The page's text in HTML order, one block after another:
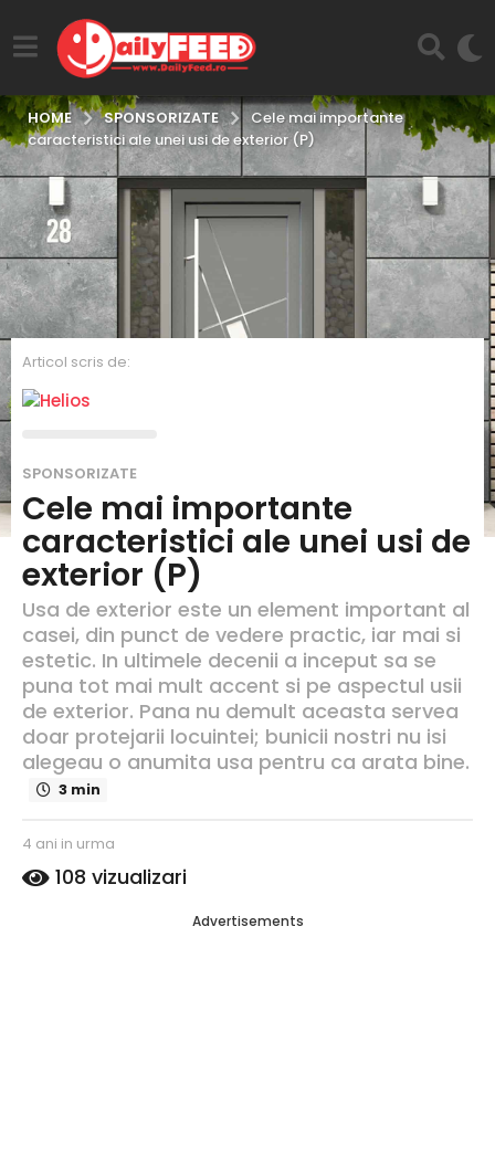
HOME SPONSORIZATE
Cele mai importante
caracteristici ale unei usi de exterior (P)
Articol scris de:
4
a
n
i
i
n
u
r
m
a
4
a
n
n
r
SPONSORIZATE
Cele mai importante
caracteristici ale unei usi de
exterior (P)
Usa de exterior este un element important al
casei, din punct de vedere practic, iar mai si
estetic. In ultimele decenii a inceput sa se
puna tot mai mult accent si pe aspectul usii
de exterior. Pana nu demult aceasta servea
doar protejarii locuintei; bunicii nostri nu isi
alegeau o anumita usa pentru ca arata bine.
3 min
s
ri
4 ani in urma
n
108 vizualizari
Advertisements